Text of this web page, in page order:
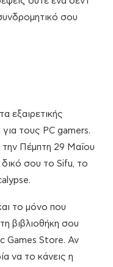
σου
εξαιρετικής
τους PC gamers.
την Πέμπτη 29 Μαΐου
δικό σου το Sifu, το
το μόνο που
βιβλιοθήκη σου
Games Store. Αν
να το κάνεις η